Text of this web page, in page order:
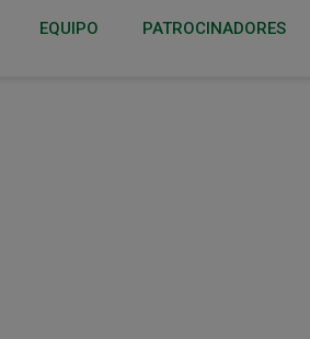
EQUIPO PATROCINADORES